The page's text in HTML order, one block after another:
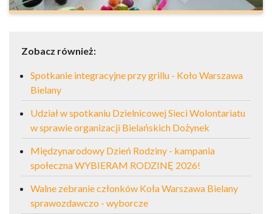
Zobacz również:
Spotkanie integracyjne przy grillu - Koło Warszawa
Bielany
Udział w spotkaniu Dzielnicowej Sieci Wolontariatu
w sprawie organizacji Bielańskich Dożynek
Międzynarodowy Dzień Rodziny - kampania
społeczna WYBIERAM RODZINĘ 2026!
Walne zebranie członków Koła Warszawa Bielany
sprawozdawczo - wyborcze